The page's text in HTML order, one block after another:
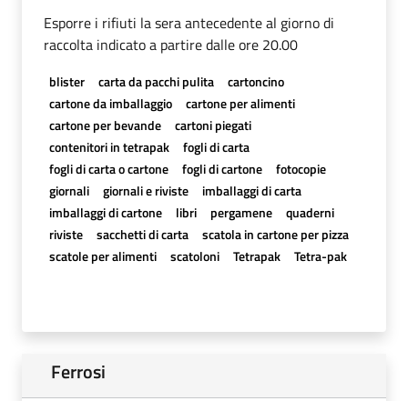
Esporre i rifiuti la sera antecedente al giorno di
raccolta indicato a partire dalle ore 20.00
blister carta da pacchi pulita
cartoncino
cartone da imballaggio
cartone per alimenti
cartone per bevande
cartoni piegati
contenitori in tetrapak
fogli di carta
fogli di carta o cartone
fogli di cartone
fotocopie
giornali
giornali e riviste
imballaggi di carta
imballaggi di cartone
libri pergamene
quaderni
riviste
sacchetti di carta
scatola in cartone per pizza
scatole per alimenti
scatoloni Tetrapak Tetra-pak
Ferrosi